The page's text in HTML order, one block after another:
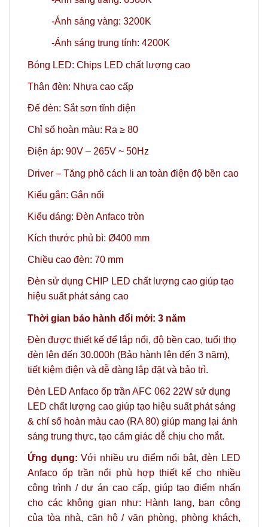
-Ánh sáng vàng: 3200K
-Ánh sáng trung tính: 4200K
Bóng LED: Chips LED chất lượng cao
Thân đèn: Nhựa cao cấp
Đế đèn: Sắt sơn tĩnh điện
Chỉ số hoàn màu: Ra ≥ 80
Điện áp: 90V – 265V ~ 50Hz
Driver – Tăng phô cách li an toàn điện độ bền cao
Kiểu gắn: Gắn nổi
Kiểu dáng: Đèn Anfaco tròn
Kích thước phủ bì: Ø400 mm
Chiều cao đèn: 70 mm
Đèn sử dụng CHIP LED chất lượng cao giúp tạo
hiệu suất phát sáng cao
Thời gian bảo hành đổi mới: 3 năm
Đèn được thiết kế để lắp nổi, độ bền cao, tuổi thọ
đèn lên đến 30.000h (Bảo hành lên đến 3 năm),
tiết kiệm điện và dễ dàng lắp đặt và bảo trì.
Đèn LED Anfaco ốp trần AFC 062 22W sử dụng
LED chất lượng cao giúp tạo hiệu suất phát sáng
& chỉ số hoàn màu cao (RA 80) giúp mang lại ánh
sáng trung thực, tạo cảm giác dễ chịu cho mắt.
Ứng dụng:Với nhiều ưu điểm nổi bật, đèn LED
Anfaco ốp trần nổi phù hợp thiết kế cho nhiều
công trình / dự án cao cấp, giúp tạo điểm nhấn
cho các không gian như: Hành lang, ban công
của tòa nhà, căn hộ / văn phòng, phòng khách,